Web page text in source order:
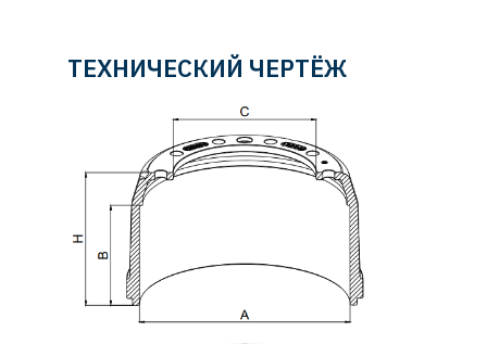
ТЕХНИЧЕСКИЙ ЧЕРТЁЖ